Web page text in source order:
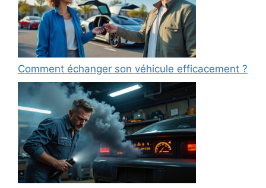
Comment échanger son véhicule efficacement ?